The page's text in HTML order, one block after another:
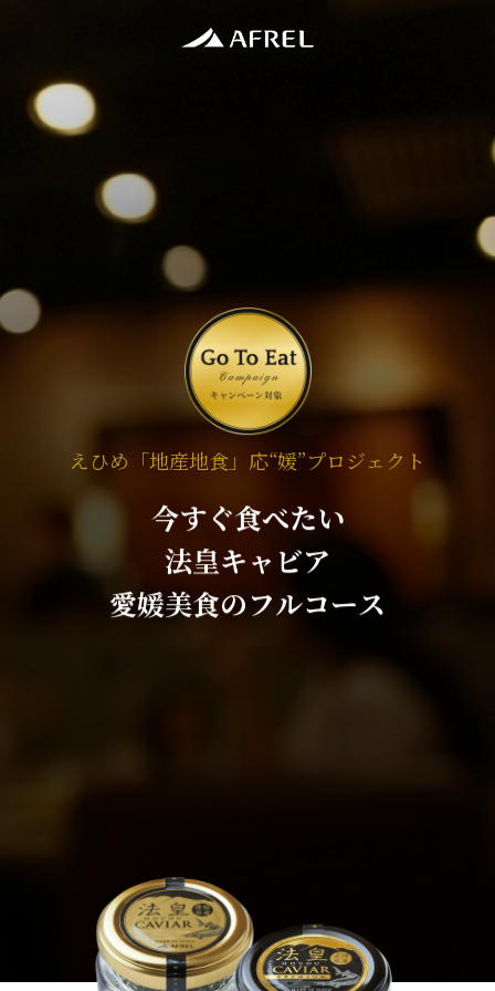
え ひめ 「地産地食」 応“媛”プロジェ ク ト
今すぐ食べたい
法皇キャ ビア
愛媛美食のフルコース